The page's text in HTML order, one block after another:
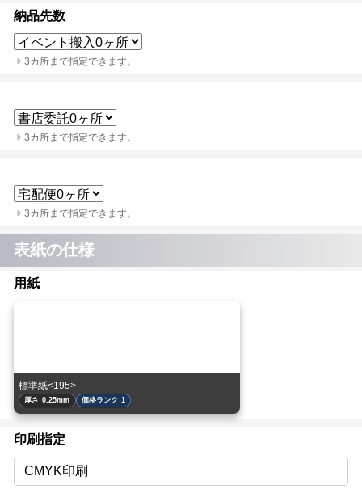
納品先数
3カ所まで指定できます。
3カ所まで指定できます。
3カ所まで指定できます。
表紙の仕様
用紙
標準紙<195>
厚さ 0.25mm 価格ランク 1
印刷指定
CMYK印刷